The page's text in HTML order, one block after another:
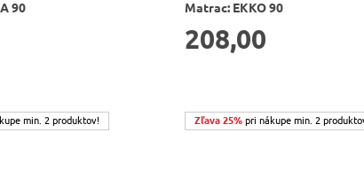
90 Matrac: EKKO 90
208,00
min. 2 produktov! Zľava 25% pri nákupe min. 2